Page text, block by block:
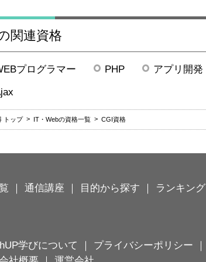
の関連資格
プログラマー PHP アプリ開発
トップ IT・Webの資格一覧 CGI資格
｜通信講座 ｜ 目的から探す ｜ ランキング
学びについて ｜ プライバシーポリシー ｜